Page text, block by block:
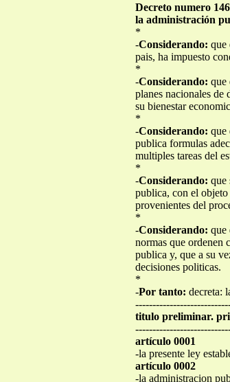
Decreto numero
la administración
*
-Considerando: que
pais, ha impuesto
*
-Considerando: que
planes nacionales de
su bienestar
*
-Considerando: que
publica formulas
multiples tareas del
*
-Considerando: que
publica, con el objeto
provenientes del
*
-Considerando: que
normas que ordenen
publica y, que a su
decisiones politicas.
*
-Por tanto: decreta:
titulo preliminar.
artículo 0001
-la presente ley
artículo 0002
-la administracion